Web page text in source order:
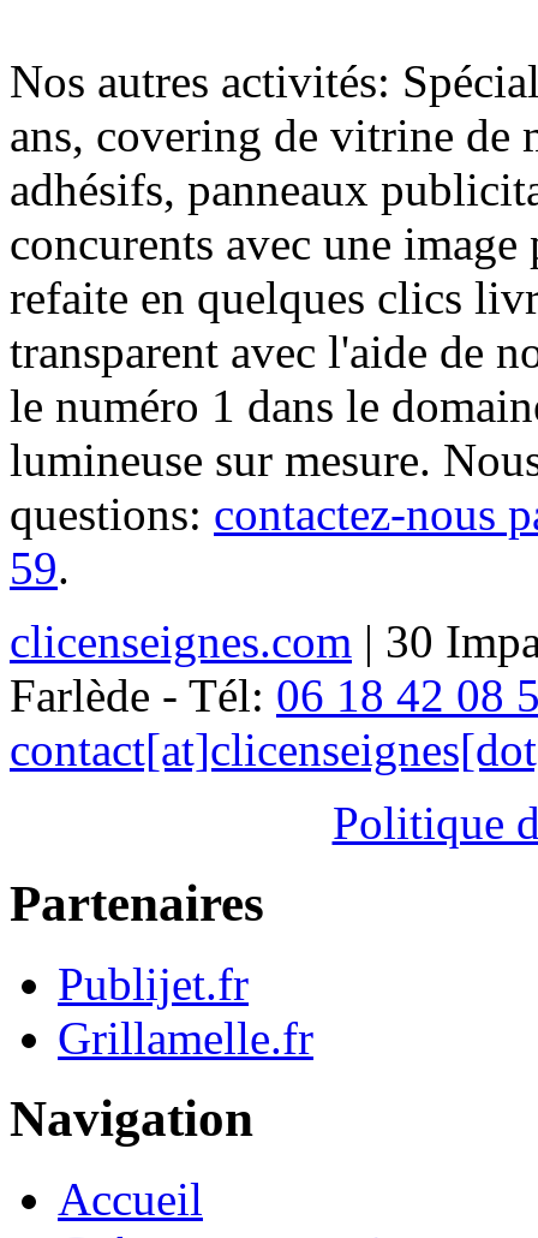
Nos autres activités:
ans, covering de vitrine de
adhésifs, panneaux
concurents avec une
refaite en quelques clics
transparent avec l'aide de
le numéro 1 dans le
lumineuse sur mesure.
questions: contactez-nous
59.
clicenseignes.com | 30
Farlède - Tél: 06 18 42 08
Politique
Partenaires
Publijet.fr
Grillamelle.fr
Navigation
Accueil